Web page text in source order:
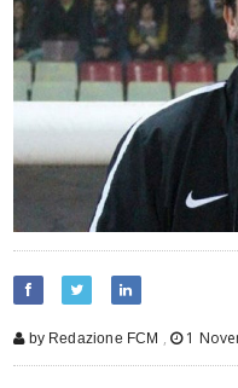
by Redazione FCM , 1